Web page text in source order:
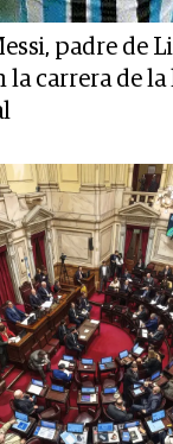
padre de
la carrera de